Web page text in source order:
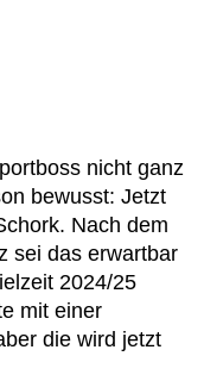
nicht ganz
bewusst: Jetzt
Nach dem
sei das erwartbar
2024/25
mit einer
die wird jetzt